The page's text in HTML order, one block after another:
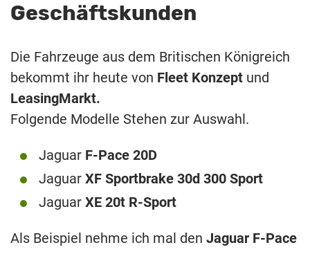
Geschäftskunden
Die Fahrzeuge aus dem Britischen Königreich
bekommt ihr heute von Fleet Konzept und
LeasingMarkt.
Folgende Modelle Stehen zur Auswahl.
Jaguar F-Pace 20D
JaguarXF Sportbrake 30d 300 Sport
JaguarXE 20t R-Sport
Als Beispiel nehme ich mal den Jaguar F-Pace